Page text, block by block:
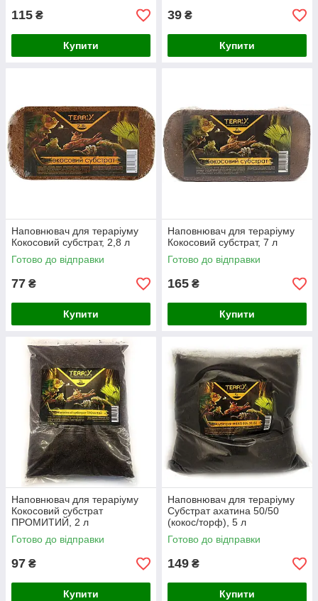
115 ₴
Купити
39 ₴
Купити
Наповнювач для тераріуму
Кокосовий субстрат, 2,8 л
Готово до відправки
77 ₴
Купити
Наповнювач для тераріуму
Кокосовий субстрат, 7 л
Готово до відправки
165 ₴
Купити
Наповнювач для тераріуму
Кокосовий субстрат
ПРОМИТИЙ, 2 л
Готово до відправки
97 ₴
Купити
Наповнювач для тераріуму
Субстрат ахатина 50/50
(кокос/торф), 5 л
Готово до відправки
149 ₴
Купити